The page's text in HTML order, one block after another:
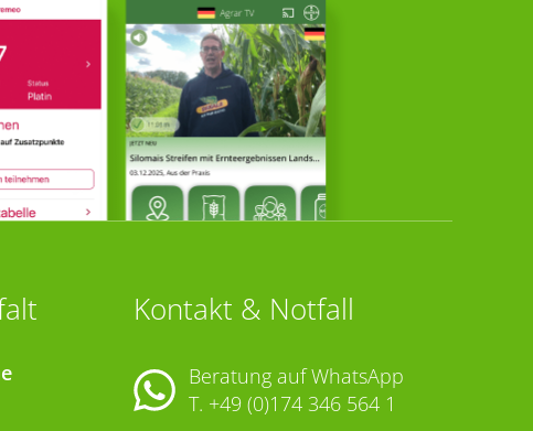
Kontakt & Notfall
Beratung auf WhatsApp
T. +49 (0)174 346 564 1